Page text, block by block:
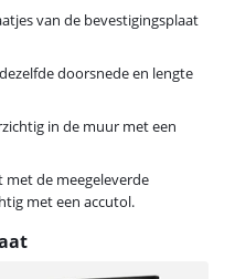
van de bevestigingsplaat
doorsnede en lengte
in de muur met een
met de meegeleverde
met een accutol.